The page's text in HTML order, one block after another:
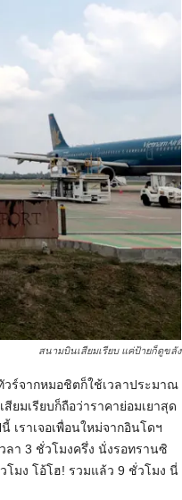
สนามบินเสียมเรียบ แค่ป้ายก็ดูขลัง
ร์จากหมอชิตก็ใช้เวลาประมาณ
ยมเรียบก็ถือว่าราคาย่อมเยาสุด
เราเจอเพื่อนใหม่จากอินโดฯ
ลา 3 ชั่วโมงครึ่ง นั่งรอทรานซิ
โมง โอ้โฮ! รวมแล้ว 9 ชั่วโมง นี่